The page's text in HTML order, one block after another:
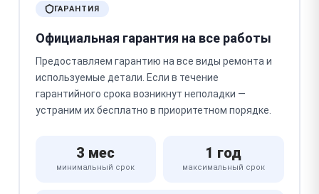
ГАРАНТИЯ
Официальная гарантия на все работы
Предоставляем гарантию на все виды ремонта и
используемые детали. Если в течение
гарантийного срока возникнут неполадки —
устраним их бесплатно в приоритетном порядке.
3 мес
минимальный срок
1 год
максимальный срок